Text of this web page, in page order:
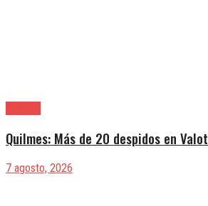
Quilmes: Más de 20 despidos en Valot
7 agosto, 2026